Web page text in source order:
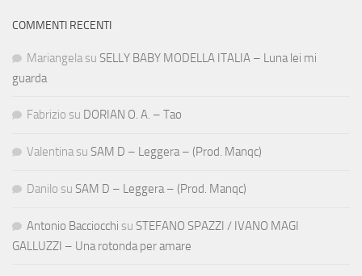
COMMENTI RECENTI
Mariangela su SELLY BABY MODELLA ITALIA – Luna lei mi
guarda
Fabrizio su DORIAN O. A. – Tao
Valentina su SAM D – Leggera – (Prod. Manqc)
Danilo su SAM D – Leggera – (Prod. Manqc)
Antonio Bacciocchi su STEFANO SPAZZI / IVANO MAGI
GALLUZZI – Una rotonda per amare